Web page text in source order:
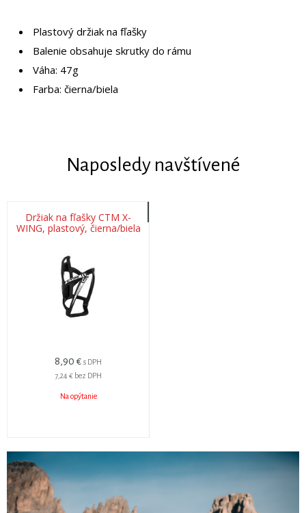
Plastový držiak na fľašky
Balenie obsahuje skrutky do rámu
Váha: 47g
Farba: čierna/biela
Naposledy navštívené
Držiak na fľašky CTM X-
WING, plastový, čierna/biela
8,90 € s DPH
7,24 € bez DPH
Na opýtanie